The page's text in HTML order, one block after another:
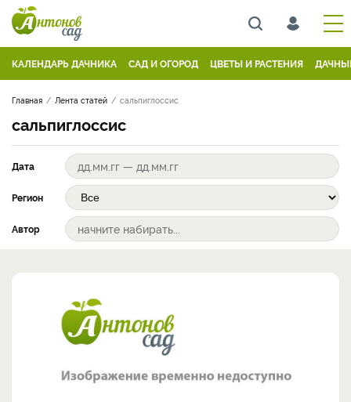
КАЛЕНДАРЬ ДАЧНИКА САД И ОГОРОД ЦВЕТЫ И РАСТЕНИЯ
Главная Лента статей сальпиглоссис
сальпиглоссис
Дата
Регион
Автор